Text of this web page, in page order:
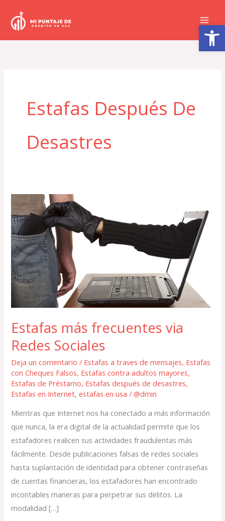
Abrir barra de herramientas
contenido
Estafas Después De
Desastres
Estafas más frecuentes via
Redes Sociales
Deja un comentario / Estafas a traves de mensajes, Estafas
con Cheques Falsos, Estafas contra adultos mayores,
Estafas de Préstamo, Estafas después de desastres,
Estafas en Internet,estafas en usa /@dmin
Mientras que Internet nos ha conectado a más información
que nunca, la era digital de la actualidad permite que los
estafadores realicen sus actividades fraudulentas más
fácilmente. Desde publicaciones falsas de redes sociales
hasta suplantación de identidad para obtener contraseñas
de cuentas financieras, los estafadores han encontrado
incontables maneras para perpetrar sus delitos. La
modalidad […]
más
frecuentes
via
Redes
Sociales